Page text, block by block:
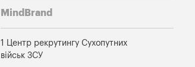
MindBrand
1 Центр рекрутингу Сухопутних
військ ЗСУ